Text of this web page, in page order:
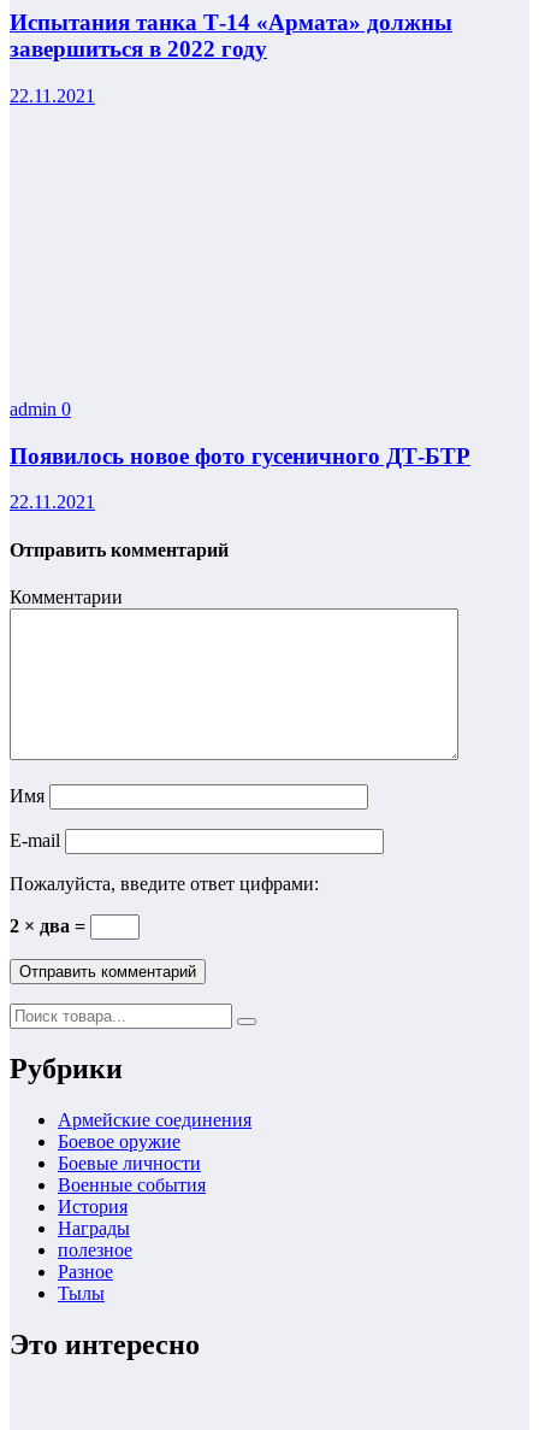
Испытания танка Т-14 «Армата» должны
завершиться в 2022 году
22.11.2021
admin 0
Появилось новое фото гусеничного ДТ-БТР
22.11.2021
Отправить комментарий
Комментарии
Имя
E-mail
Пожалуйста, введите ответ цифрами:
2 × два =
Рубрики
Армейские соединения
Боевое оружие
Боевые личности
Военные события
История
Награды
полезное
Разное
Тылы
Это интересно